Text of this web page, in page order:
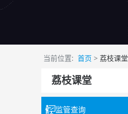
当前位置: 首页 > 荔枝课堂
荔枝课堂
监管查询